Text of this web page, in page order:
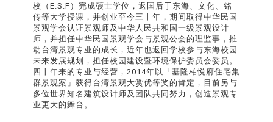
校（E.S.F）完成硕士学位，返国后于东海、文化、铭
传等大学授课，并创业至今三十年，期间取得中华民国
景观学会认证景观师及中华人民共和国一级景观设计
师，并担任中华民国景观学会与景观公会的理监事，推
动台湾景观专业的成长，近年也返回学校参与东海校园
未来发展规划，担任校园建设暨环境保护委员会委员。
四十年来的专业与经营，2014年以「基隆柏悦府住宅集
群景观案」获得台湾景观大赏优等奖的肯定，目前另与
多位世界知名建筑设计师及团队共同努力，创造景观专
业更大的舞台。